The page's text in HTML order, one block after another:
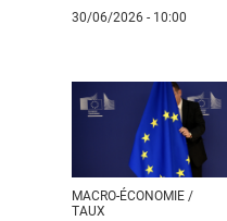
30/06/2026 - 10:00
MACRO-ÉCONOMIE /
TAUX